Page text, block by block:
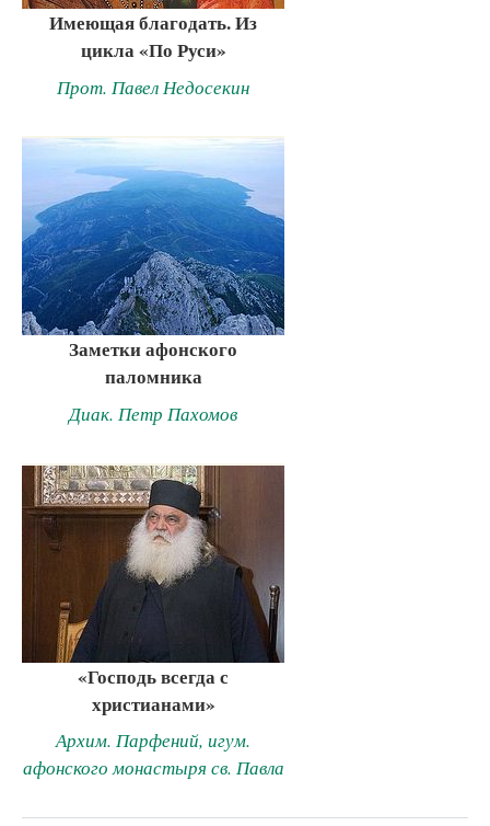
Имеющая благодать. Из
цикла «По Руси»
Прот. Павел Недосекин
Заметки афонского
паломника
Диак. Петр Пахомов
«Господь всегда с
христианами»
Архим. Парфений, игум.
афонского монастыря св. Павла